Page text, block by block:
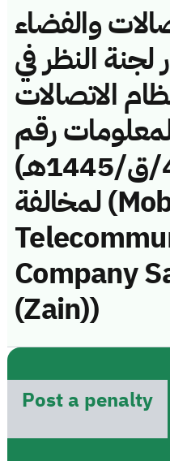
والفضاء
لجنة النظر في
الاتصالات
رقم
(451141065/ق/1445هـ)
لمخالفة (Mobile
Company
(Zain))
Post a penalty